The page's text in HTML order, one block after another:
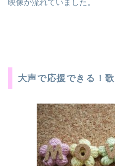
映像が流れていました。
大声で応援できる！